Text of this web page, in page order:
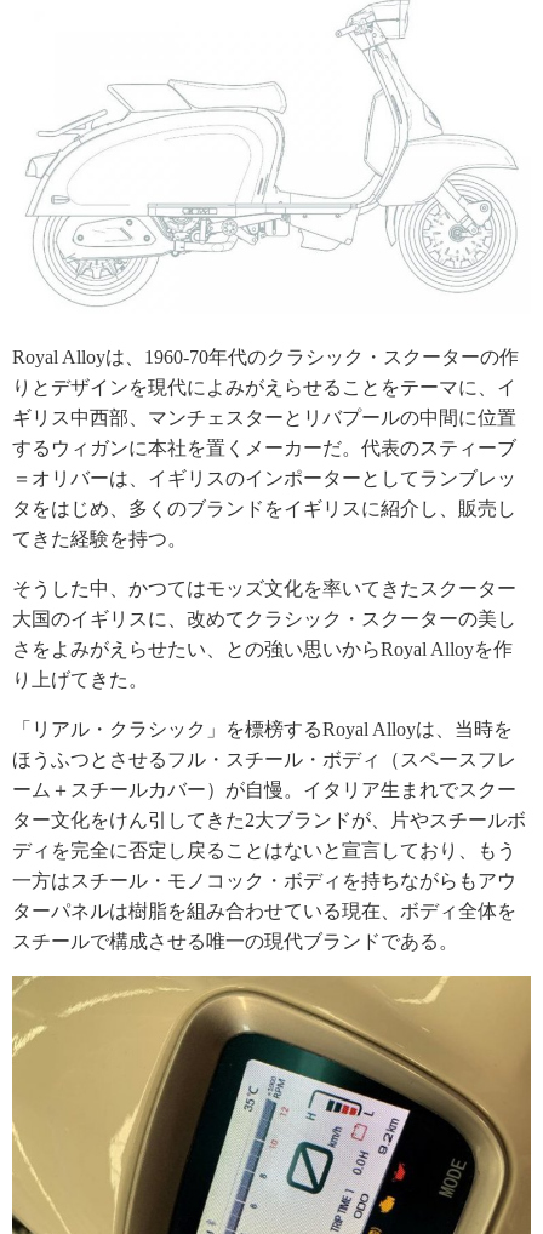
Royal Alloyは、1960-70年代のクラシック・スクーターの作
りとデザインを現代によみがえらせることをテーマに、イ
ギリス中西部、マンチェスターとリバプールの中間に位置
するウィガンに本社を置くメーカーだ。代表のスティーブ
＝オリバーは、イギリスのインポーターとしてランブレッ
タをはじめ、多くのブランドをイギリスに紹介し、販売し
てきた経験を持つ。
そうした中、かつてはモッズ文化を率いてきたスクーター
大国のイギリスに、改めてクラシック・スクーターの美し
さをよみがえらせたい、との強い思いからRoyal Alloyを作
り上げてきた。
「リアル・クラシック」を標榜するRoyal Alloyは、当時を
ほうふつとさせるフル・スチール・ボディ（スペースフレ
ーム＋スチールカバー）が自慢。イタリア生まれでスクー
ター文化をけん引してきた2大ブランドが、片やスチールボ
ディを完全に否定し戻ることはないと宣言しており、もう
一方はスチール・モノコック・ボディを持ちながらもアウ
ターパネルは樹脂を組み合わせている現在、ボディ全体を
スチールで構成させる唯一の現代ブランドである。